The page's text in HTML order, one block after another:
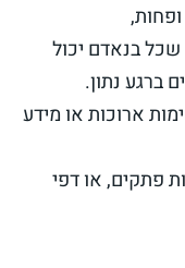
בנאדם יכול
ארוכות או מידע
פתקים, או דפי